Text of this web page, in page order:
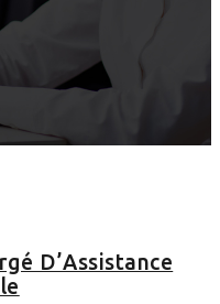
D’Assistance